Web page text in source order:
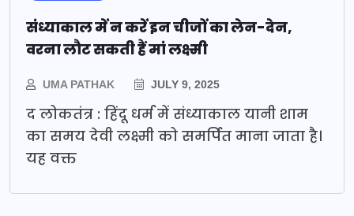
संध्याकाल में न करें इन चीजों का लेन-देन,
वरना लौट सकती हैं मां लक्ष्मी
UMA PATHAK JULY 9, 2025
द लोकतंत्र : हिंदू धर्म में संध्याकाल यानी शाम
का समय देवी लक्ष्मी को समर्पित माना जाता है।
यह वक्त